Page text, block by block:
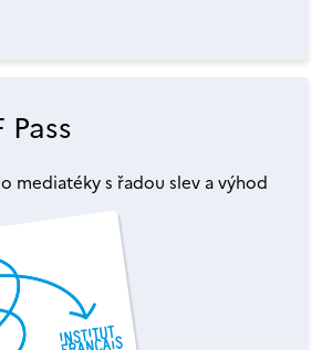
mediatéky s řadou slev a výhod